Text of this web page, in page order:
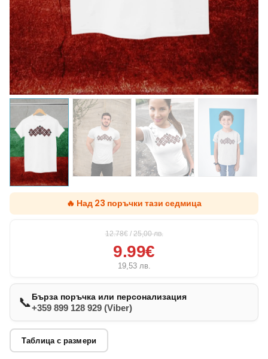
🔥 Над 23 поръчки тази седмица
12.78€ / 25,00лв.
9.99€
19,53 лв.
📞Бърза поръчка или персонализация
+359 899 128 929 (Viber)
Таблица с размери